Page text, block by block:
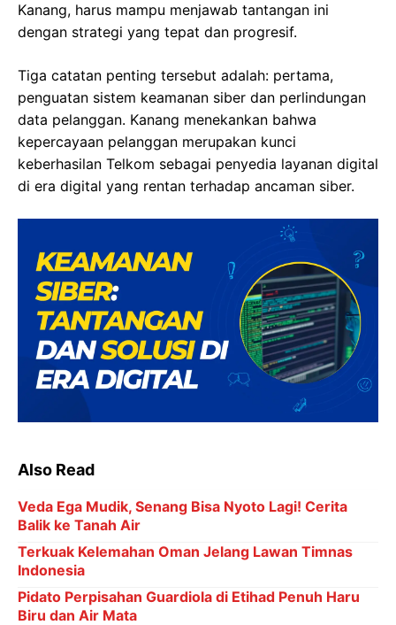
Kanang, harus mampu menjawab tantangan ini
dengan strategi yang tepat dan progresif.
Tiga catatan penting tersebut adalah: pertama,
penguatan sistem keamanan siber dan perlindungan
data pelanggan. Kanang menekankan bahwa
kepercayaan pelanggan merupakan kunci
keberhasilan Telkom sebagai penyedia layanan digital
di era digital yang rentan terhadap ancaman siber.
Also Read
Veda Ega Mudik, Senang Bisa Nyoto Lagi! Cerita
Balik ke Tanah Air
Terkuak Kelemahan Oman Jelang Lawan Timnas
Indonesia
Pidato Perpisahan Guardiola di Etihad Penuh Haru
Biru dan Air Mata